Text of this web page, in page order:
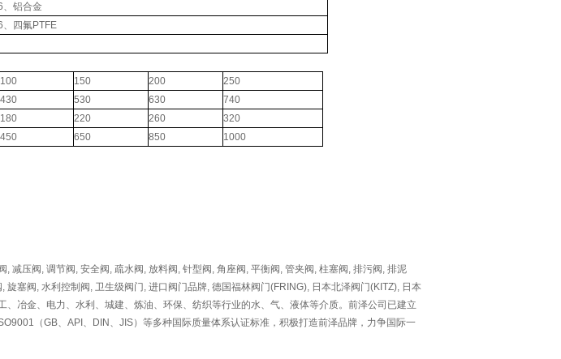
铝合金
四氟PTFE
100 150 200
250
430 530 630
740
180 220 260
320
450 650 850 1000
, 减压阀 , 调节阀 , 安全阀 , 疏水阀 , 放料阀 , 针型阀 , 角座阀 , 平衡阀 , 管夹阀 , 柱塞阀 , 排污阀 , 排泥
, 旋塞阀 , 水利控制阀 , 卫生级阀门 , 进口阀门品牌, 德国福林阀门(FRING), 日本北泽阀门(KITZ), 日本
、冶金、电力、水利、城建、炼油、环保、纺织等行业的水、气、液体等介质。前泽公司已建立
（GB、API、DIN、JIS）等多种国际质量体系认证标准，积极打造前泽品牌，力争国际一